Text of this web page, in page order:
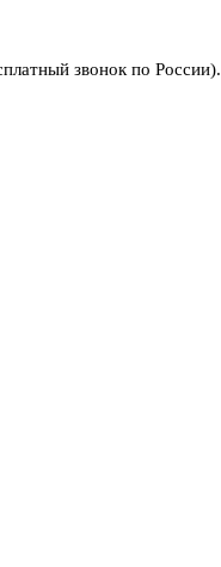
звонок по России).